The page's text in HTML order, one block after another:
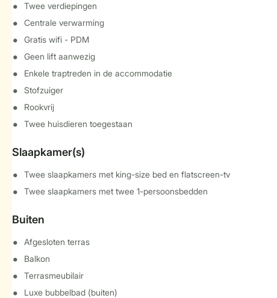
Twee verdiepingen
Centrale verwarming
Gratis wifi - PDM
Geen lift aanwezig
Enkele traptreden in de accommodatie
Stofzuiger
Rookvrij
Twee huisdieren toegestaan
Slaapkamer(s)
Twee slaapkamers met king-size bed en flatscreen-tv
Twee slaapkamers met twee 1-persoonsbedden
Buiten
Afgesloten terras
Balkon
Terrasmeubilair
Luxe bubbelbad (buiten)